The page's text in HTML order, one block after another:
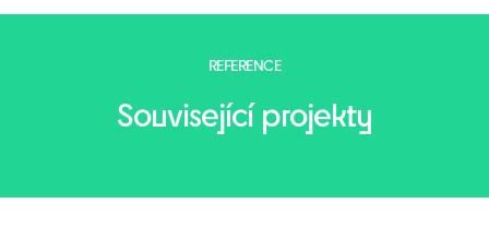
REFERENCE
Související projekty